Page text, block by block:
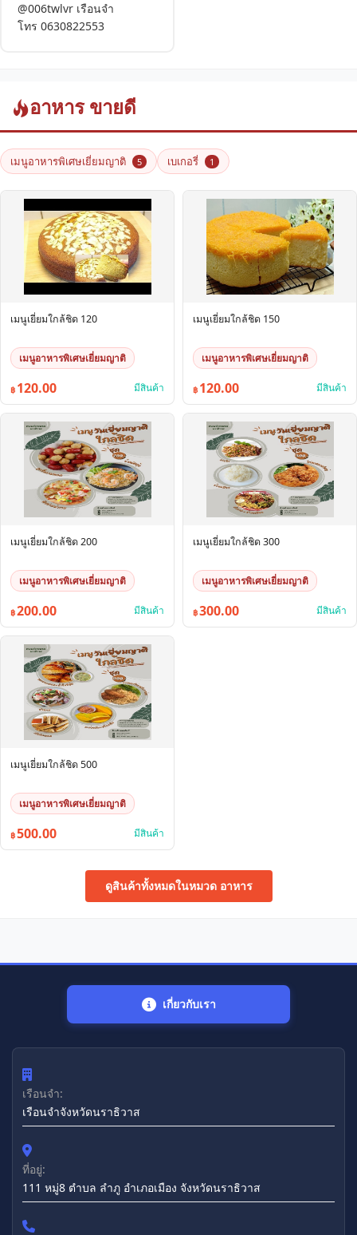
@006twlvr เรือนจำ
โทร 0630822553
อาหาร ขายดี
เมนูอาหารพิเศษเยี่ยมญาติ 5 เบเกอรี่ 1
เมนูเยี่ยมใกล้ชิด 120
เมนูอาหารพิเศษเยี่ยมญาติ
฿ 120.00 มีสินค้า
เมนูเยี่ยมใกล้ชิด 150
เมนูอาหารพิเศษเยี่ยมญาติ
฿ 120.00 มีสินค้า
เมนูเยี่ยมใกล้ชิด 200
เมนูอาหารพิเศษเยี่ยมญาติ
฿200.00 มีสินค้า
เมนูเยี่ยมใกล้ชิด 300
เมนูอาหารพิเศษเยี่ยมญาติ
฿300.00 มีสินค้า
เมนูเยี่ยมใกล้ชิด 500
เมนูอาหารพิเศษเยี่ยมญาติ
฿500.00 มีสินค้า
ดูสินค้าทั้งหมดในหมวด อาหาร
เกี่ยวกับเรา
เรือนจำ:
เรือนจำจังหวัดนราธิวาส
ที่อยู่:
111 หมู่8 ตำบล ลำภู อำเภอเมือง จังหวัดนราธิวาส